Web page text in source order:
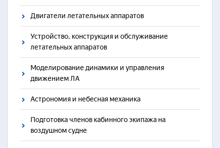
Двигатели летательных аппаратов
Устройство, конструкция и обслуживание
летательных аппаратов
Моделирование динамики и управления
движением ЛА
Астрономия и небесная механика
Подготовка членов кабинного экипажа на
воздушном судне